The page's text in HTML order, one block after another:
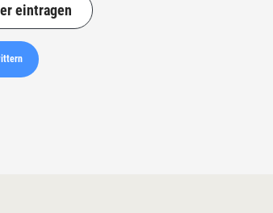
eintragen